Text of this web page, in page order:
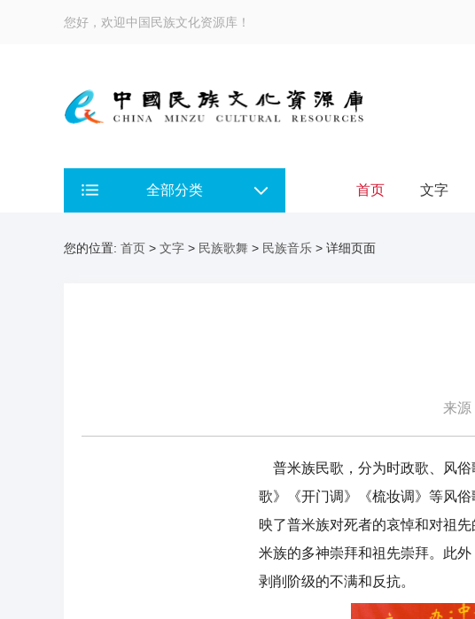
您好，欢迎中国民族文化资源库！
全部分类 首页 文字
您的位置: 首页 > 文字 > 民族歌舞 > 民族音乐 > 详细页面
来源
普米族民歌，分为时政歌、风俗
歌》《开门调》《梳妆调》等风
映了普米族对死者的哀悼和对祖
米族的多神崇拜和祖先崇拜。此
剥削阶级的不满和反抗。